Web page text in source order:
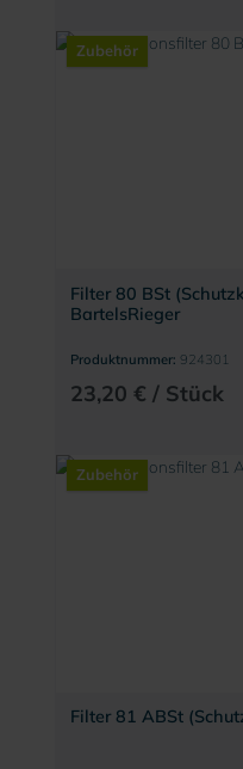
Zubehör
Filter 80 BSt
BartelsRieger
Produktnummer: 924301
23,20 € / Stück
Zubehör
Filter 81 ABSt